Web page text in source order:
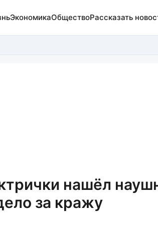
ЭкономикаОбществоРассказать
нашёл
за кражу